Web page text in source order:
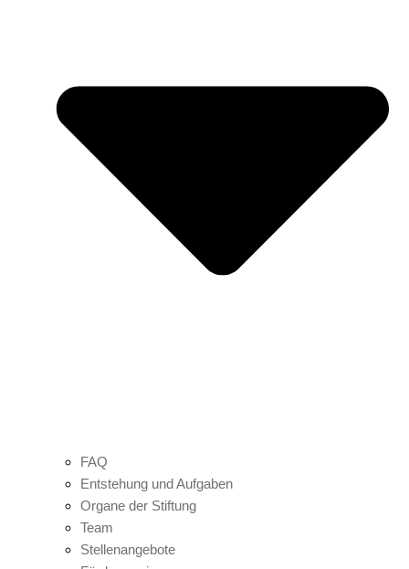
FAQ
Entstehung und Aufgaben
Organe der Stiftung
Team
Stellenangebote